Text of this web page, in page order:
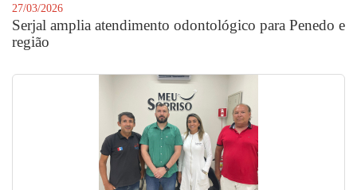
27/03/2026
Serjal amplia atendimento odontológico para Penedo e
região